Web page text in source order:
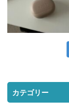
カテゴリー